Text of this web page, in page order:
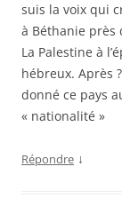
suis la voix qui
à Béthanie près
La Palestine à
hébreux. Après
donné ce pays
« nationalité »
Répondre ↓